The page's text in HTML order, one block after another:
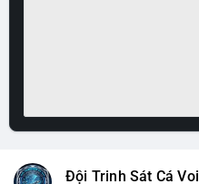
Đội Trinh Sát Cá Voi